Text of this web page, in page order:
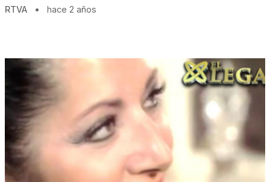
RTVA • hace 2 años